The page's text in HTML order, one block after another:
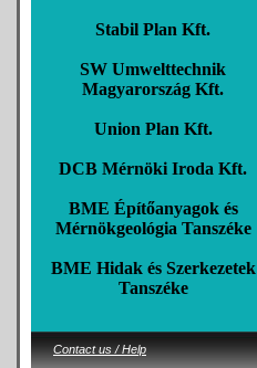
Stabil Plan Kft.
SW Umwelttechnik
Magyarország Kft.
Union Plan Kft.
DCB Mérnöki Iroda Kft.
BME Építőanyagok és
Mérnökgeológia Tanszéke
BME Hidak és Szerkezetek
Tanszéke
Contact us / Help